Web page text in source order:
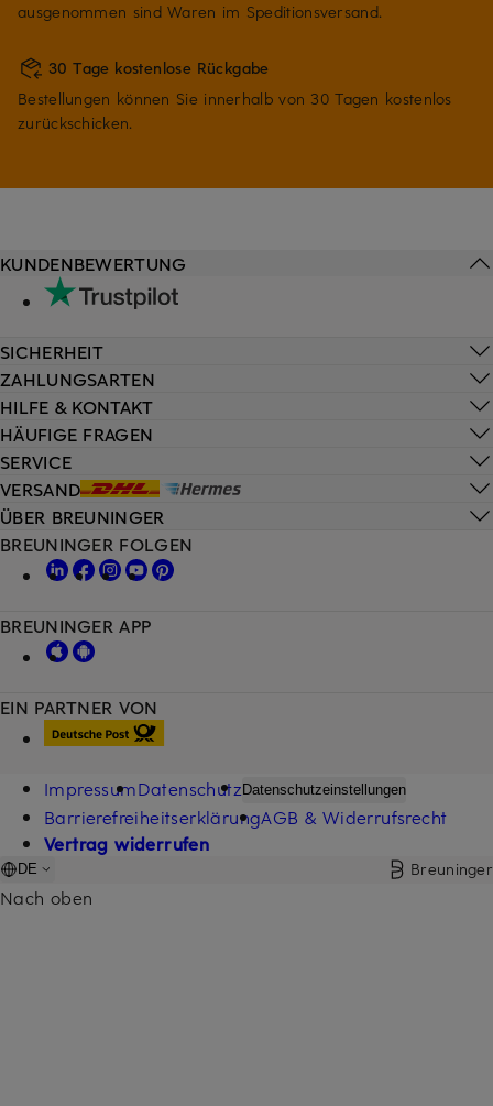
ausgenommen sind Waren im Speditionsversand.
30 Tage kostenlose Rückgabe
Bestellungen können Sie innerhalb von 30 Tagen kostenlos
zurückschicken.
HILFE & KONTAKT
HÄUFIGE FRAGEN
SERVICE
VERSAND
KUNDENBEWERTUNG
SICHERHEIT
ZAHLUNGSARTEN
ÜBER BREUNINGER
EIN PARTNER VON
BREUNINGER FOLGEN
BREUNINGER APP
ImpressumDatenschutz Datenschutzeinstellungen
BarrierefreiheitserklärungAGB & Widerrufsrecht
Vertrag widerrufen
DE Breuninger
Nach oben